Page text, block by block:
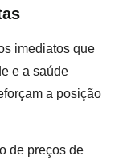
imediatos que
e a saúde
a posição
de preços de